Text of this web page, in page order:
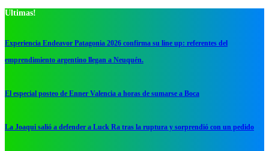
Ultimas!
Experiencia Endeavor Patagonia 2026 confirma su line up: referentes del
emprendimiento argentino llegan a Neuquén.
El especial posteo de Enner Valencia a horas de sumarse a Boca
La Joaqui salió a defender a Luck Ra tras la ruptura y sorprendió con un pedido